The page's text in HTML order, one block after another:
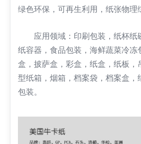
绿色环保，可再生利用，纸张物理
应用领域：印刷包装，纸杯纸
纸容器，食品包装，海鲜蔬菜冷冻
盒，披萨盒，彩盒，纸盒，纸板，
型纸箱，烟箱，档案袋，档案盒，
包装。